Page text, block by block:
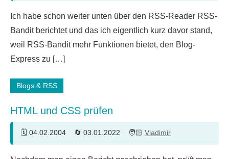
Kommentare
Ich habe schon weiter unten über den RSS-Reader RSS-
Bandit berichtet und das ich eigentlich kurz davor stand,
weil RSS-Bandit mehr Funktionen bietet, den Blog-
Express zu […]
Blogs & RSS
HTML und CSS prüfen
04.02.2004 03.01.2022 Vladimir